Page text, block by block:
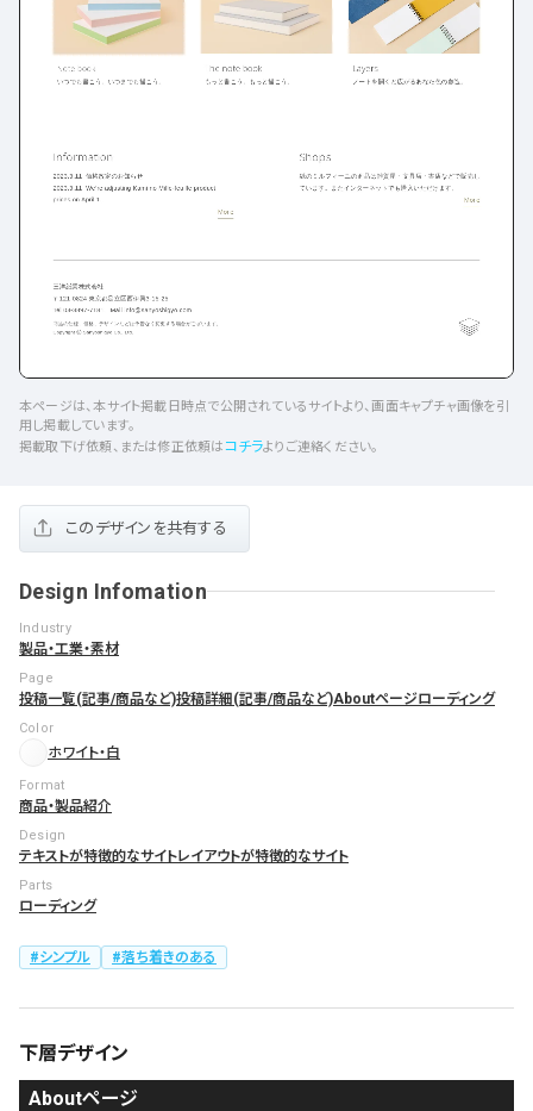
本ページは、本サイト掲載日時点で公開されているサイトより、画面キャプチャ画像を引
用し掲載しています。
掲載取下げ依頼、または修正依頼はコチラよりご連絡ください。
このデザインを共有する
Design Infomation
Industry
製品・工業・素材
Page
投稿一覧(記事/商品など)投稿詳細(記事/商品など)Aboutページローディング
Color
ホワイト・白
Format
商品・製品紹介
Design
テキストが特徴的なサイトレイアウトが特徴的なサイト
Parts
ローディング
シンプル 落ち着きのある
下層デザイン
Aboutページ